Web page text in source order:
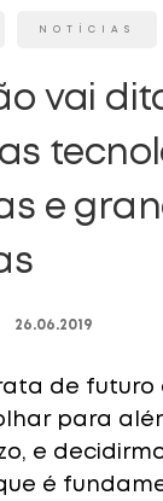
NOTÍCIAS
vai
e
26.06.2019
de futuro
para
e
é